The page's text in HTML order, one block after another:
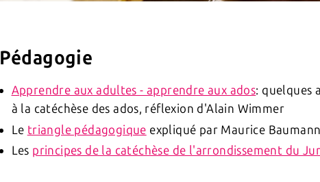
Pédagogie
Apprendre aux adultes - apprendre aux ados: quelques
à la catéchèse des ados, réflexion d'Alain Wimmer
Le triangle pédagogique expliqué par Maurice
Les principes de la catéchèse de l'arrondissement du